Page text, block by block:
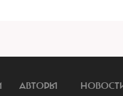
АВТОРЫ